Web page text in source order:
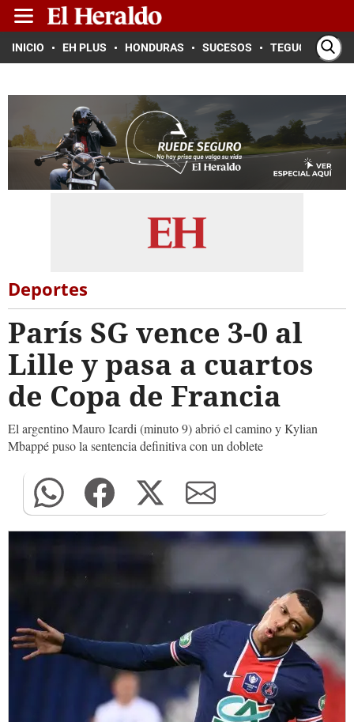
INICIO EH PLUS HONDURAS SUCESOS TEGUCIGALPA
Deportes
París SG vence 3-0 al
Lille y pasa a cuartos
de Copa de Francia
El argentino Mauro Icardi (minuto 9) abrió el camino y Kylian
Mbappé puso la sentencia definitiva con un doblete